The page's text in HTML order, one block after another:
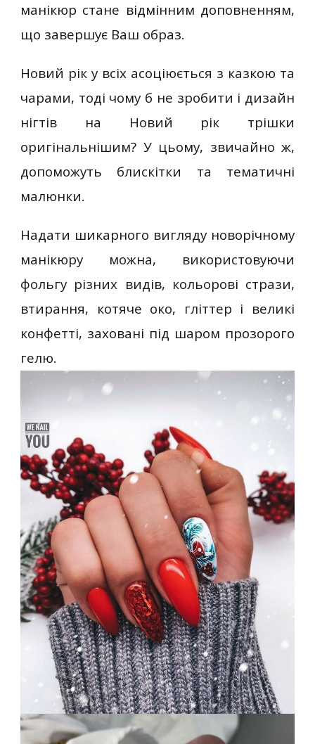
манікюр стане відмінним доповненням,
що завершує Ваш образ.
Новий рік у всіх асоціюється з казкою та
чарами, тоді чому б не зробити і дизайн
нігтів на Новий рік трішки
оригінальнішим? У цьому, звичайно ж,
допоможуть блискітки та тематичні
малюнки.
Надати шикарного вигляду новорічному
манікюру можна, використовуючи
фольгу різних видів, кольорові стрази,
втирання, котяче око, гліттер і великі
конфетті, заховані під шаром прозорого
гелю.